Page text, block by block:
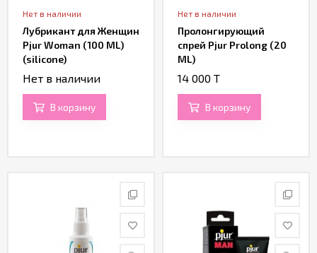
Нет в наличии
Лубрикант для Женщин
Pjur Woman (100 ML)
(silicone)
Нет в наличии
В корзину
Нет в наличии
Пролонгирующий
спрей Pjur Prolong (20
ML)
14 000 T
В корзину